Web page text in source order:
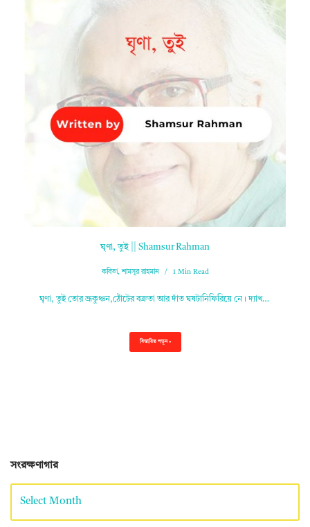
ঘৃণা, তুই || Shamsur Rahman
কবিতা,শামসুর রাহমান 1 Min Read
ঘৃণা, তুই তোর ভ্রূকুঞ্চন,ঠোঁটের বক্রতা আর দাঁত ঘষটানিফিরিয়ে নে। দ্যাখ…
বিস্তারিত পড়ুন »
সংরক্ষণাগার